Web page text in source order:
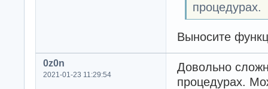
процедурах.
Выносите
0z0n
2021-01-23 11:29:54
Довольно
процедурах.